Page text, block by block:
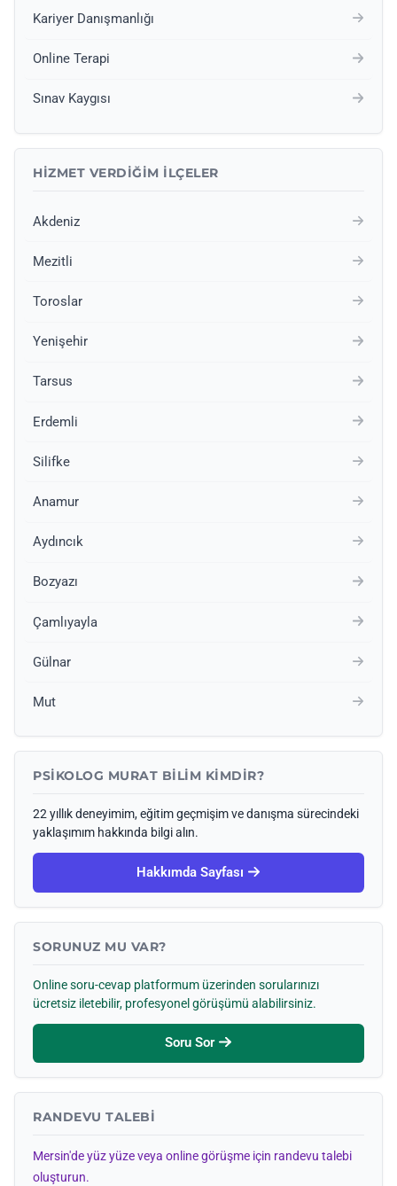
Kariyer Danışmanlığı
Online Terapi
Sınav Kaygısı
HIZMET VERDIĞIM İLÇELER
Akdeniz
Mezitli
Toroslar
Yenişehir
Tarsus
Erdemli
Silifke
Anamur
Aydıncık
Bozyazı
Çamlıyayla
Gülnar
Mut
PSIKOLOG MURAT BILIM KIMDIR?
22 yıllık deneyimim, eğitim geçmişim ve danışma sürecindeki
yaklaşımım hakkında bilgi alın.
Hakkımda Sayfası
SORUNUZ MU VAR?
Online soru-cevap platformum üzerinden sorularınızı
ücretsiz iletebilir, profesyonel görüşümü alabilirsiniz.
Soru Sor
RANDEVU TALEBI
Mersin'de yüz yüze veya online görüşme için randevu talebi
oluşturun.